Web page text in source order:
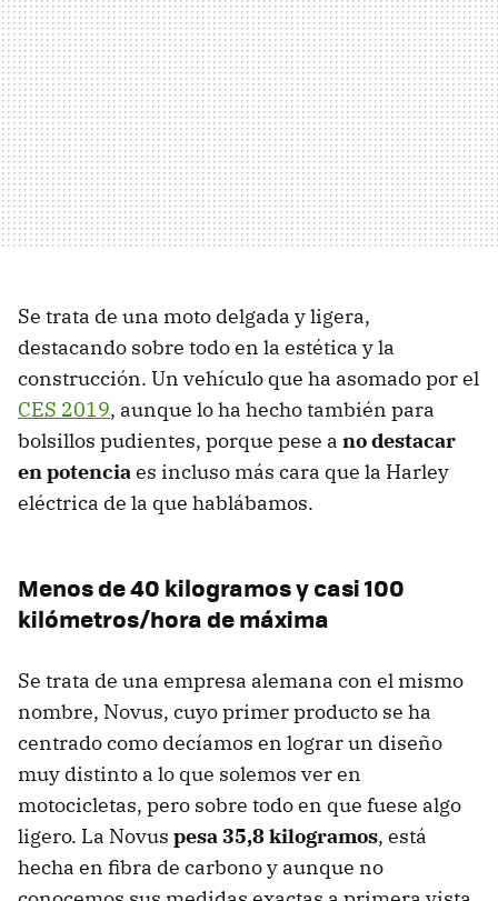
Se trata de una moto delgada y ligera,
destacando sobre todo en la estética y la
construcción. Un vehículo que ha asomado por el
CES 2019, aunque lo ha hecho también para
bolsillos pudientes, porque pese a no destacar
en potenciaes incluso más cara que la Harley
eléctrica de la que hablábamos.
Menos de 40 kilogramos y casi 100
kilómetros/hora de máxima
Se trata de una empresa alemana con el mismo
nombre, Novus, cuyo primer producto se ha
centrado como decíamos en lograr un diseño
muy distinto a lo que solemos ver en
motocicletas, pero sobre todo en que fuese algo
ligero. La Novus pesa 35,8 kilogramos, está
hecha en fibra de carbono y aunque no